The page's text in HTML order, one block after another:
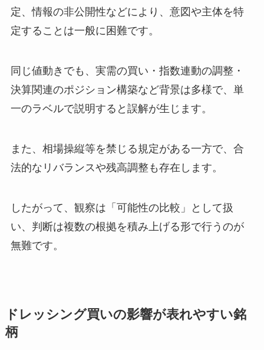
定、情報の非公開性などにより、意図や主体を特
定することは一般に困難です。
同じ値動きでも、実需の買い・指数連動の調整・
決算関連のポジション構築など背景は多様で、単
一のラベルで説明すると誤解が生じます。
また、相場操縦等を禁じる規定がある一方で、合
法的なリバランスや残高調整も存在します。
したがって、観察は「可能性の比較」として扱
い、判断は複数の根拠を積み上げる形で行うのが
無難です。
ドレッシング買いの影響が表れやすい銘
柄